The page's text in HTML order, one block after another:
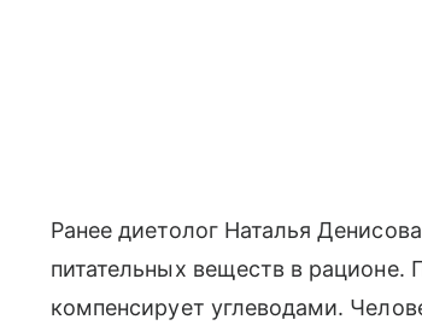
Ранее диетолог Наталья
питательных веществ в рационе.
компенсирует углеводами.